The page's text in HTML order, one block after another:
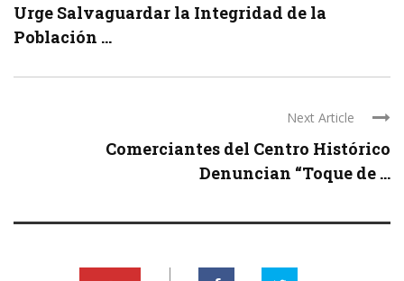
Urge Salvaguardar la Integridad de la
Población ...
Next Article
Comerciantes del Centro Histórico
Denuncian “Toque de ...